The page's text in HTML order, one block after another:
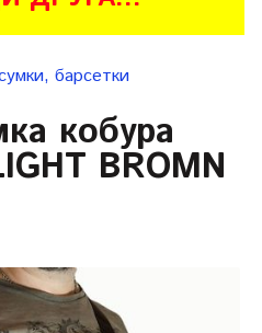
барсетки
кобура
BROMN